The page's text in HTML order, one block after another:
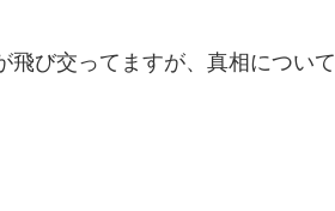
び交ってますが、真相について